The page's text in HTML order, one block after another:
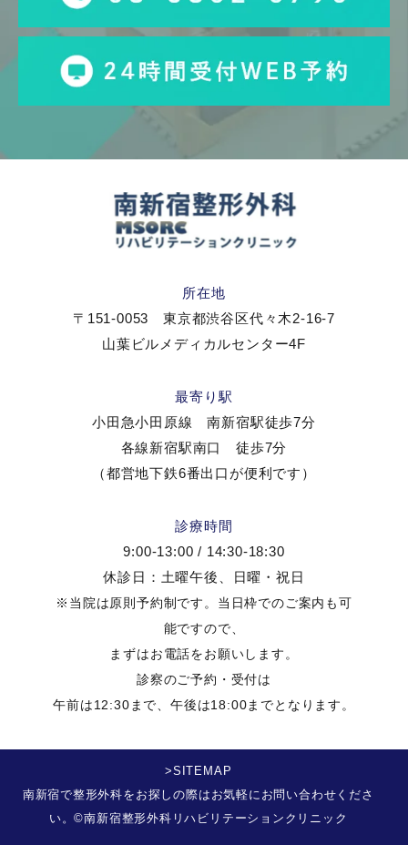
所在地
〒151-0053 東京都渋谷区代々木2-16-7
山葉ビルメディカルセンター4F
最寄り駅
小田急小田原線 南新宿駅徒歩7分
各線新宿駅南口 徒歩7分
（都営地下鉄6番出口が便利です）
診療時間
9:00-13:00 / 14:30-18:30
休診日：土曜午後、日曜・祝日
※当院は原則予約制です。当日枠でのご案内も可
能ですので、
まずはお電話をお願いします。
診察のご予約・受付は
午前は12:30まで、午後は18:00までとなります。
>SITEMAP
南新宿で整形外科をお探しの際はお気軽にお問い合わせくださ
い。©南新宿整形外科リハビリテーションクリニック